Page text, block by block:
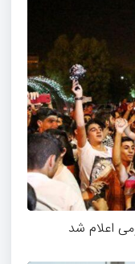
اعلام شد